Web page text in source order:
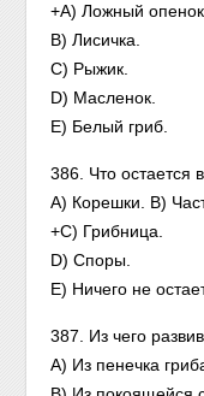
+A) Ложный опенок.
В) Лисичка.
С) Рыжик.
D) Масленок.
Е) Белый гриб.
386. Что остается
А) Корешки. В)
+С) Грибница.
D) Споры.
Е) Ничего не
387. Из чего
А) Из пенечка